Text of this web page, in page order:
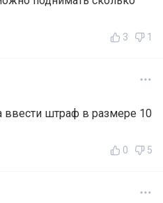
3 1
ввести штраф в размере 10
0 5